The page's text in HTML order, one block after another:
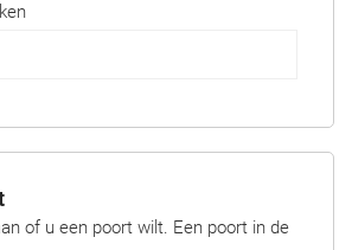
of u een poort wilt. Een poort in de